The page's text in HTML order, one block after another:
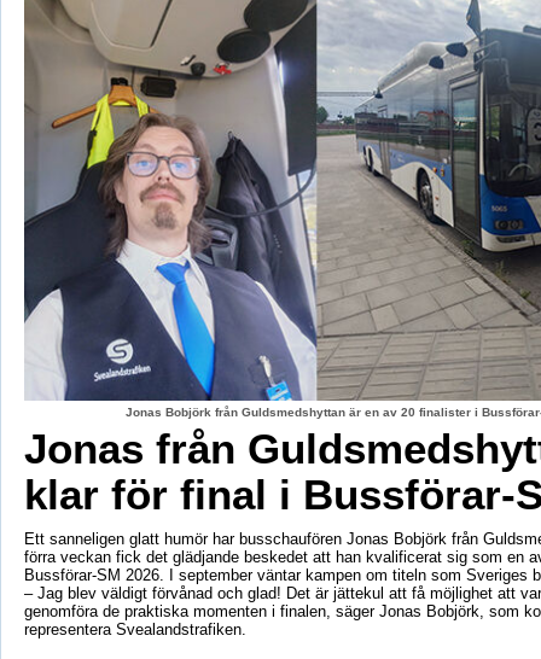
Jonas Bobjörk från Guldsmedshyttan är en av 20 finalister i
Jonas från
klar för final i Bussförar-
Ett sanneligen glatt humör har busschaufören Jonas Bobjörk från
förra veckan fick det glädjande beskedet att han kvalificerat sig som en
Bussförar-SM 2026. I september väntar kampen om titeln som Sveriges
– Jag blev väldigt förvånad och glad! Det är jättekul att få möjlighet att
genomföra de praktiska momenten i finalen, säger Jonas Bobjörk, som
representera Svealandstrafiken.